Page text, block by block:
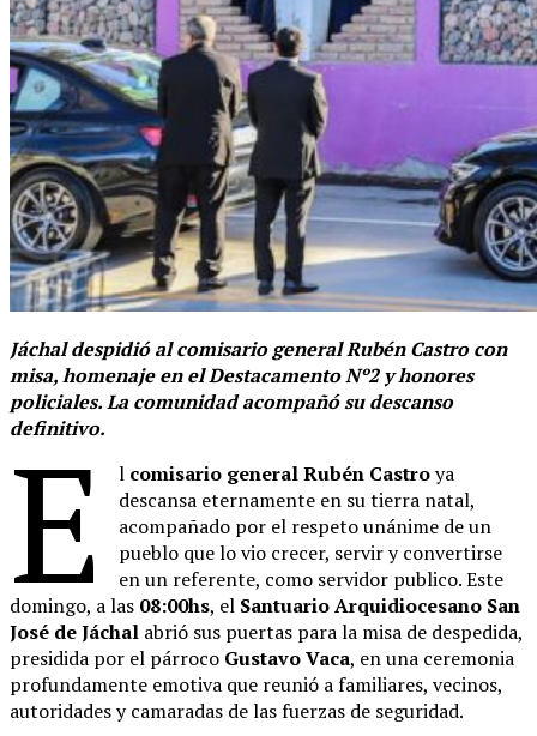
Jáchal despidió al comisario general Rubén Castro con
misa, homenaje en el Destacamento Nº2 y honores
policiales. La comunidad acompañó su descanso
definitivo.
E l comisario general Rubén Castroya
descansa eternamente en su tierra natal,
acompañado por el respeto unánime de un
pueblo que lo vio crecer, servir y convertirse
en un referente, como servidor publico. Este
domingo, a las 08:00hs, el Santuario Arquidiocesano San
José de Jáchal abrió sus puertas para la misa de despedida,
presidida por el párroco Gustavo Vaca, en una ceremonia
profundamente emotiva que reunió a familiares, vecinos,
autoridades y camaradas de las fuerzas de seguridad.